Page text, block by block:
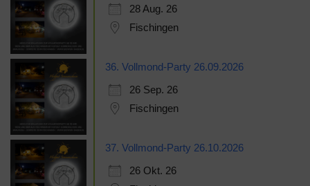
28 Aug. 26
Fischingen
36. Vollmond-Party 26.09.2026
26 Sep. 26
Fischingen
37. Vollmond-Party 26.10.2026
26 Okt. 26